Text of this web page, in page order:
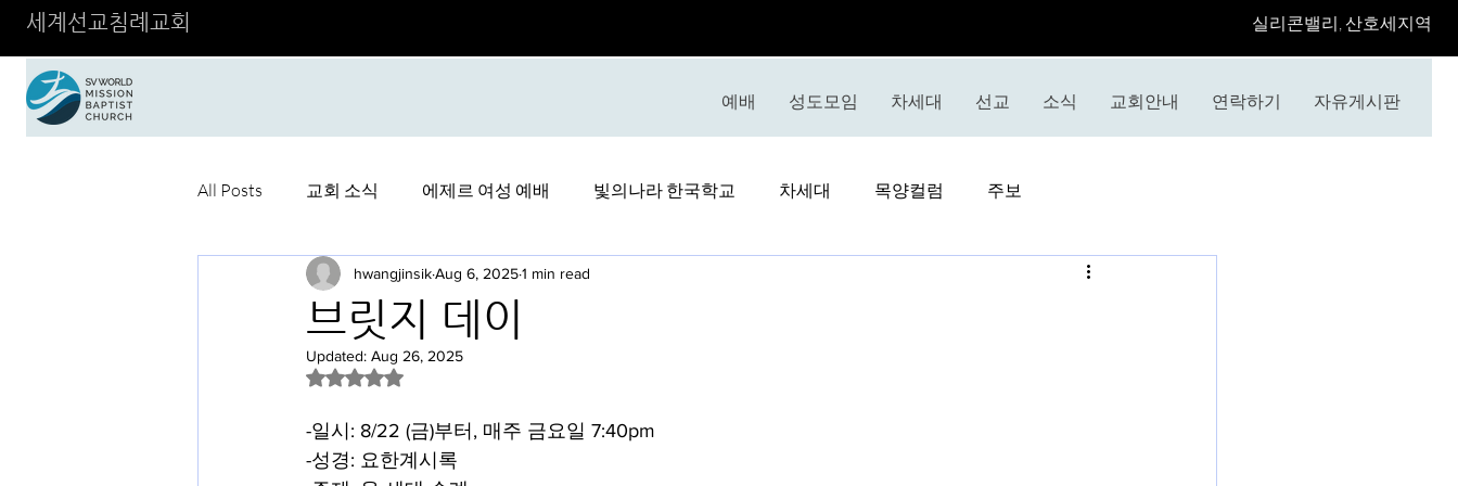
세계선교침례교회 ​실리콘밸리, 산호세지역
예배 성도모임 차세대 선교 소식 교회안내 연락하기 자유게시판
All Posts 교회 소식 에제르 여성 예배 빛의나라 한국학교 차세대 목양컬럼 주보
브릿지 데이
hwangjinsikAug 6, 20251 min read
Updated: Aug 26, 2025
Rated NaN out of 5 stars.
-일시: 8/22 (금)부터, 매주 금요일 7:40pm
-성경: 요한계시록